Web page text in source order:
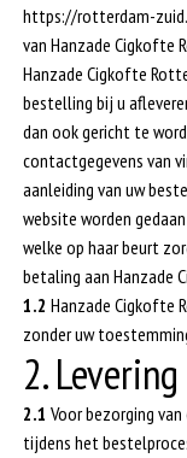
https://rotterdam-
van Hanzade Cigkofte
Hanzade Cigkofte
bestelling bij u
dan ook gericht te
contactgegevens van
aanleiding van uw
website worden
welke op haar beurt
betaling aan Hanzade
1.2 Hanzade Cigkofte
zonder uw
2. Levering
2.1 Voor bezorging
tijdens het